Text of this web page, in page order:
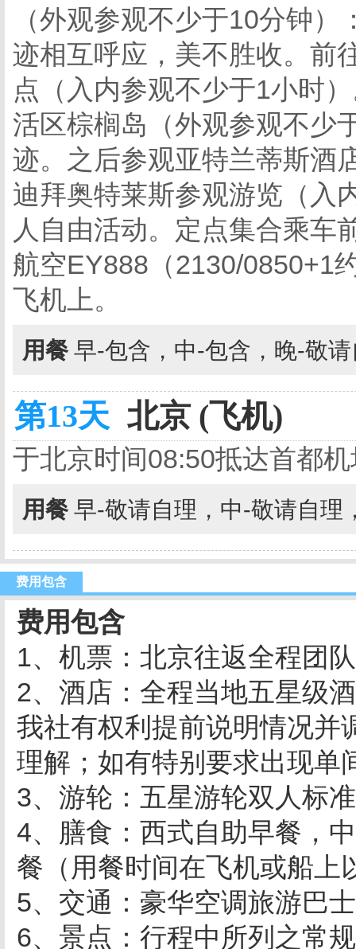
（外观参观不少于10分钟
迹相互呼应，美不胜收。前
点（入内参观不少于1小时
活区棕榈岛（外观参观不少
迹。之后参观亚特兰蒂斯酒
迪拜奥特莱斯参观游览（入
人自由活动。定点集合乘车
航空EY888（2130/0850+1
飞机上。
用餐 早-包含，中-包含，晚-敬
第13天 北京 (飞机)
于北京时间08:50抵达首都
用餐 早-敬请自理，中-敬请自理
费用包含
费用包含
1、机票：北京往返全程团
2、酒店：全程当地五星级
我社有权利提前说明情况并
理解；如有特别要求出现单
3、游轮：五星游轮双人标
4、膳食：西式自助早餐，
餐（用餐时间在飞机或船上
5、交通：豪华空调旅游巴
6、景点：行程中所列之常